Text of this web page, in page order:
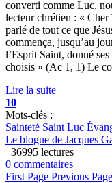
converti comme Luc,
lecteur chrétien : «
parlé de tout ce que
commença, jusqu’au
l’Esprit Saint, donné
choisis » (Ac 1, 1) Le
Lire la suite
10
Mots-clés :
Sainteté Saint Luc
Le blogue de Jacques
36995 lectures
0 commentaires
First Page Previous Page